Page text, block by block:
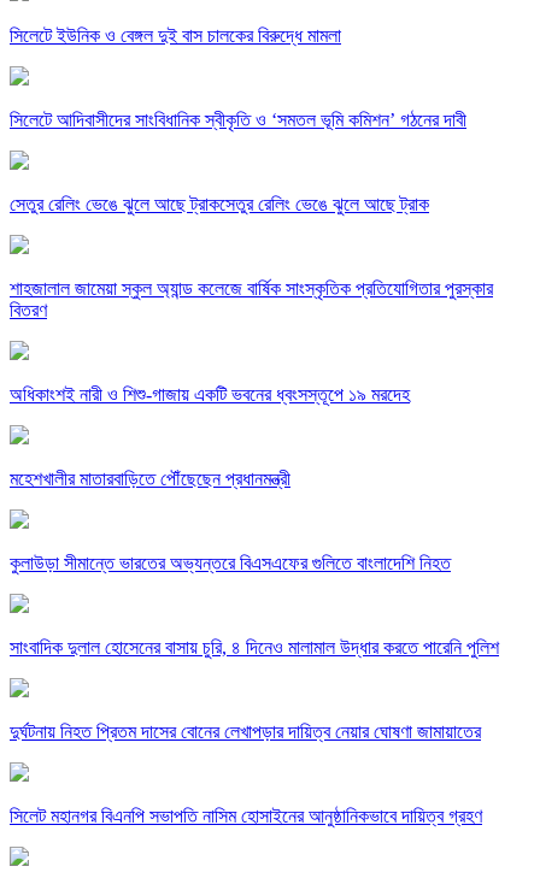
সিলেটে ইউনিক ও বেঙ্গল দুই বাস চালকের বিরুদ্ধে মামলা
সিলেটে আদিবাসীদের সাংবিধানিক স্বীকৃতি ও ‘সমতল ভূমি কমিশন’ গঠনের দাবী
সেতুর রেলিং ভেঙে ঝুলে আছে ট্রাকসেতুর রেলিং ভেঙে ঝুলে আছে ট্রাক
শাহজালাল জামেয়া স্কুল অ্যান্ড কলেজে বার্ষিক সাংস্কৃতিক প্রতিযোগিতার পুরস্কার
বিতরণ
অধিকাংশই নারী ও শিশু-গাজায় একটি ভবনের ধ্বংসস্তূপে ১৯ মরদেহ
মহেশখালীর মাতারবাড়িতে পৌঁছেছেন প্রধানমন্ত্রী
কুলাউড়া সীমান্তে ভারতের অভ্যন্তরে বিএসএফের গুলিতে বাংলাদেশি নিহত
সাংবাদিক দুলাল হোসেনের বাসায় চুরি, ৪ দিনেও মালামাল উদ্ধার করতে পারেনি পুলিশ
দুর্ঘটনায় নিহত প্রিতম দাসের বোনের লেখাপড়ার দায়িত্ব নেয়ার ঘোষণা জামায়াতের
সিলেট মহানগর বিএনপি সভাপতি নাসিম হোসাইনের আনুষ্ঠানিকভাবে দায়িত্ব গ্রহণ